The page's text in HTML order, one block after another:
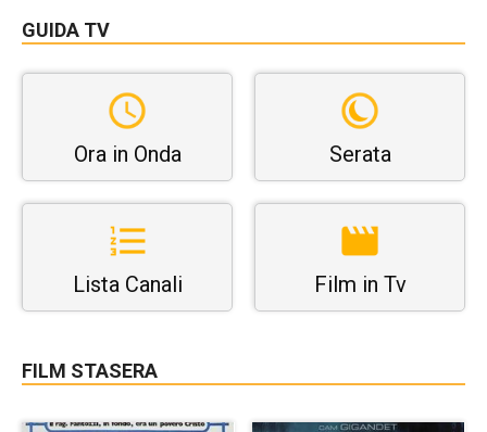
GUIDA TV
Ora in Onda Serata
Lista Canali Film in Tv
FILM STASERA